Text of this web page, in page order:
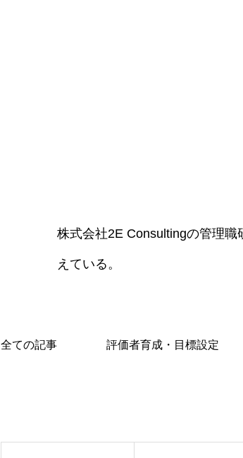
株式会社2E Consultingの管理
えている。
全ての記事 評価者育成・目標設定